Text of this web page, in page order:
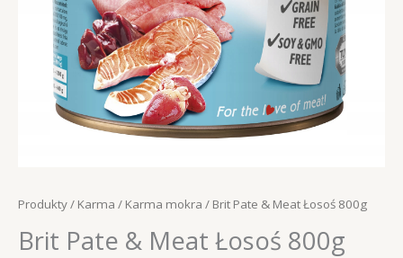
Produkty/ Karma / Karma mokra / Brit Pate & Meat Łosoś 800g
Brit Pate & Meat Łosoś 800g